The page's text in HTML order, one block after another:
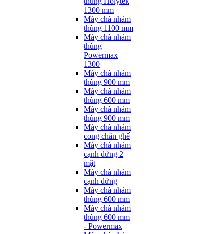
1300 mm
Máy chà nhám
thùng 1100 mm
Máy chà nhám
thùng
Powermax
1300
Máy chà nhám
thùng 900 mm
Máy chà nhám
thùng 600 mm
Máy chà nhám
thùng 900 mm
Máy chà nhám
cong chân ghế
Máy chà nhám
cạnh đứng 2
mặt
Máy chà nhám
cạnh đứng
Máy chà nhám
thùng 600 mm
Máy chà nhám
thùng 600 mm
- Powermax